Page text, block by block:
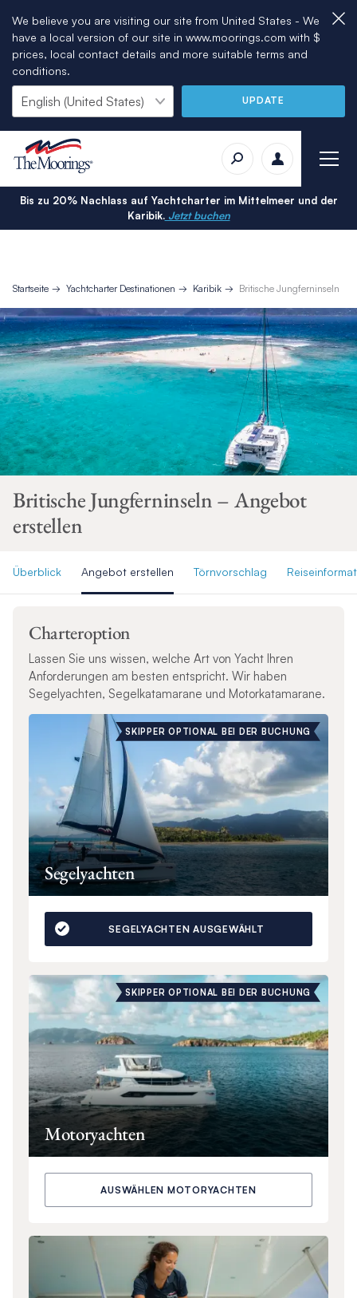
We believe you are visiting our site from United States - We
have a local version of our site in www.moorings.com with $
prices, local contact details and more suitable terms and
conditions.
UPDATE
Bis zu 20% Nachlass auf Yachtcharter im Mittelmeer und der
Karibik.Jetzt buchen
Startseite Yachtcharter Destinationen Karibik Britische Jungferninseln
Britische Jungferninseln – Angebot
erstellen
Überblick Angebot erstellen Törnvorschlag
Charteroption
Lassen Sie uns wissen, welche Art von Yacht Ihren
Anforderungen am besten entspricht. Wir haben
Segelyachten, Segelkatamarane und Motorkatamarane.
SKIPPER OPTIONAL BEI DER BUCHUNG
Segelyachten
SEGELYACHTEN AUSGEWÄHLT
SKIPPER OPTIONAL BEI DER BUCHUNG
Motoryachten
AUSWÄHLEN MOTORYACHTEN